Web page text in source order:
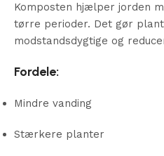
Komposten hjælper jorden
tørre perioder. Det gør
modstandsdygtige og
Fordele:
Mindre vanding
Stærkere planter